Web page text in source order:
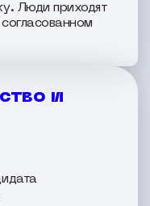
Люди приходят
и